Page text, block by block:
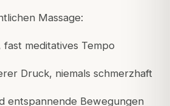
Massage:
fast meditatives Tempo
Druck, niemals schmerzhaft
entspannende Bewegungen